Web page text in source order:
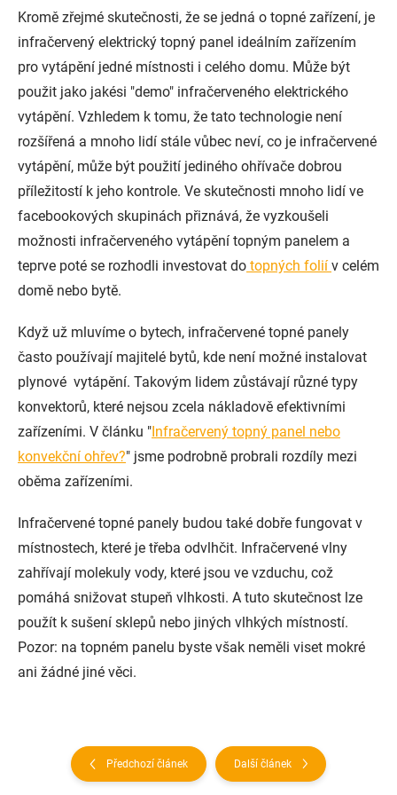
Kromě zřejmé skutečnosti, že se jedná o topné zařízení, je
infračervený elektrický topný panel ideálním zařízením
pro vytápění jedné místnosti i celého domu. Může být
použit jako jakési "demo" infračerveného elektrického
vytápění. Vzhledem k tomu, že tato technologie není
rozšířená a mnoho lidí stále vůbec neví, co je infračervené
vytápění, může být použití jediného ohřívače dobrou
příležitostí k jeho kontrole. Ve skutečnosti mnoho lidí ve
facebookových skupinách přiznává, že vyzkoušeli
možnosti infračerveného vytápění topným panelem a
teprve poté se rozhodli investovat do topných folií v celém
domě nebo bytě.
Když už mluvíme o bytech, infračervené topné panely
často používají majitelé bytů, kde není možné instalovat
plynové vytápění. Takovým lidem zůstávají různé typy
konvektorů, které nejsou zcela nákladově efektivními
zařízeními. V článku "Infračervený topný panel nebo
konvekční ohřev?" jsme podrobně probrali rozdíly mezi
oběma zařízeními.
Infračervené topné panely budou také dobře fungovat v
místnostech, které je třeba odvlhčit. Infračervené vlny
zahřívají molekuly vody, které jsou ve vzduchu, což
pomáhá snižovat stupeň vlhkosti. A tuto skutečnost lze
použít k sušení sklepů nebo jiných vlhkých místností.
Pozor: na topném panelu byste však neměli viset mokré
ani žádné jiné věci.
Předchozí článek Další článek